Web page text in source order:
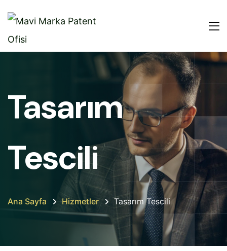
Tasarım
Tescili
Ana Sayfa Hizmetler Tasarım Tescili